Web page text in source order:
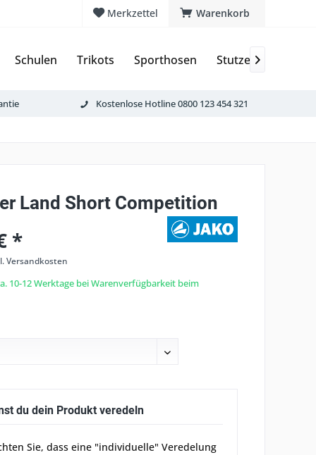
Warenkorb
Merkzettel
Schulen Trikots Sporthosen Stutzen & Schoner

Kostenlose Hotline 0800 123 454 321
Land Short Competition
*
Versandkosten
10-12 Werktage bei Warenverfügbarkeit beim
du dein Produkt veredeln
Sie, dass eine "individuelle" Veredelung